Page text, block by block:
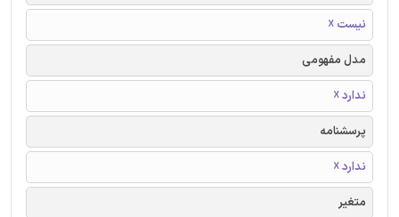
نیست ☓
مدل مفهومی
ندارد ☓
پرسشنامه
ندارد ☓
متغیر